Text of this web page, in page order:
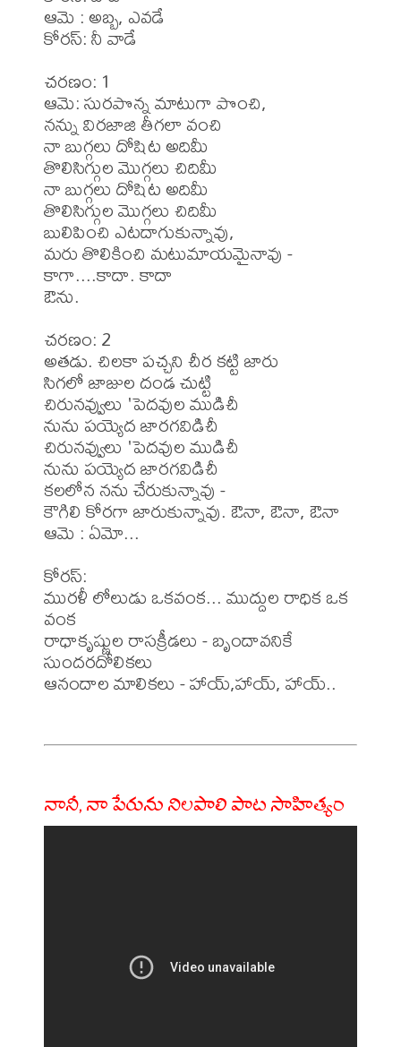
ఆమె : అబ్బ, ఎవడే
కోరస్: నీ వాడే
చరణం: 1
ఆమె: సురపొన్న మాటుగా పొంచి,
నన్ను విరజాజి తీగలా వంచి
నా బుగ్గలు దోషిట అదిమీ
తొలిసిగ్గుల మొగ్గలు చిదిమీ
నా బుగ్గలు దోషిట అదిమీ
తొలిసిగ్గుల మొగ్గలు చిదిమీ
బులిపించి ఎటదాగుకున్నావు,
మరు తొలికించి మటుమాయమైనావు -
కాగా....కాదా. కాదా
ఔను.
చరణం: 2
అతడు. చిలకా పచ్చని చీర కట్టి జారు
సిగలో జాజుల దండ చుట్టి
చిరునవ్వులు 'పెదవుల ముడిచీ
నును పయ్యెద జారగవిడిచీ
చిరునవ్వులు 'పెదవుల ముడిచీ
నును పయ్యెద జారగవిడిచీ
కలలోన నను చేరుకున్నావు -
కౌగిలి కోరగా జారుకున్నావు. ఔనా, ఔనా, ఔనా
ఆమె : ఏమో...
కోరస్:
మురళీ లోలుడు ఒకవంక... ముద్దుల రాధిక ఒక
వంక
రాధాకృష్ణుల రాసక్రీడలు - బృందావనికే
సుందరదోలికలు
ఆనందాల మాలికలు - హాయ్,హాయ్, హాయ్..
నానీ, నా పేరును నిలపాలి పాట సాహిత్యం